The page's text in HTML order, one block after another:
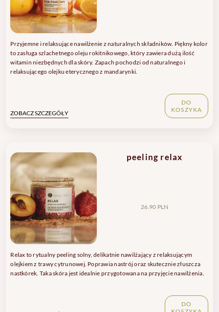
Przyjemne i relaksujące nawilżenie z naturalnych składników. Piękny kolor
to zasługa szlachetnego oleju rokitnikowego, który zawiera dużą ilość
witamin niezbędnych dla skóry. Zapach pochodzi od naturalnego i
relaksującego olejku eterycznego z mandarynki.
ZOBACZ SZCZEGÓŁY
DO
KOSZYKA
peeling relax
26.90 PLN
Relax to rytualny peeling solny, delikatnie nawilżający z relaksującym
olejkiem z trawy cytrunowej. Poprawia nastrój oraz skutecznie złuszcza
nastkórek. Taka skóra jest idealnie przygotowana na przyjęcie nawilżenia.
DO